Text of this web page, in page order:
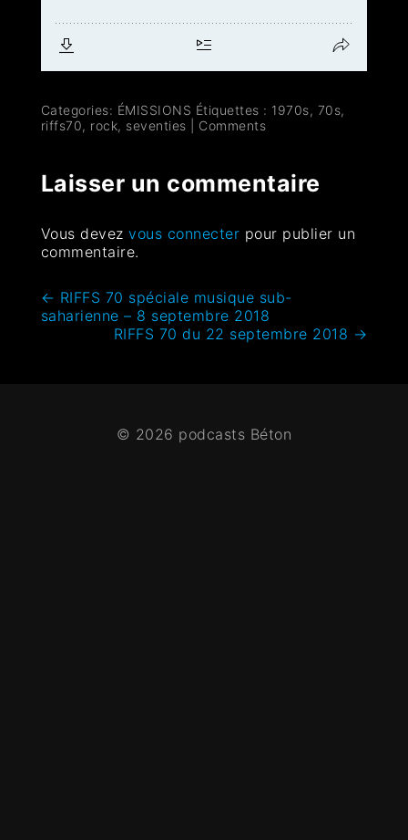
Categories: ÉMISSIONS Étiquettes : 1970s, 70s,
riffs70, rock, seventies Comments
Laisser un commentaire
Vous devezvous connecter pour publier un
commentaire.
← RIFFS 70 spéciale musique sub-
saharienne – 8 septembre 2018
RIFFS 70 du 22 septembre 2018 →
© 2026 podcasts Béton